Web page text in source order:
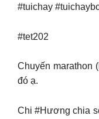
#tuichay
#tet202
Chuyến marathon
đó ạ.
Chi #Hương chia